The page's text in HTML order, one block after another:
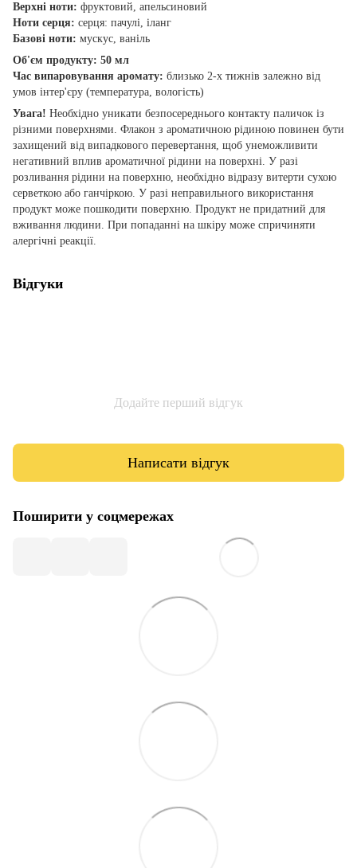
Верхні ноти: фруктовий, апельсиновий
Ноти серця: серця: пачулі, іланг
Базові ноти: мускус, ваніль
Об'єм продукту: 50 мл
Час випаровування аромату: близько 2-х тижнів залежно від
умов інтер'єру (температура, вологість)
Увага! Необхідно уникати безпосереднього контакту паличок із
різними поверхнями. Флакон з ароматичною рідиною повинен бути
захищений від випадкового перевертання, щоб унеможливити
негативний вплив ароматичної рідини на поверхні. У разі
розливання рідини на поверхню, необхідно відразу витерти сухою
серветкою або ганчіркою. У разі неправильного використання
продукт може пошкодити поверхню. Продукт не придатний для
вживання людини. При попаданні на шкіру може спричиняти
алергічні реакції.
Відгуки
Додайте перший відгук
Написати відгук
Поширити у соцмережах